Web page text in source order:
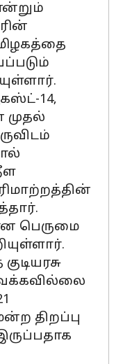
14,
முதல்
பெருமை
திறப்பு